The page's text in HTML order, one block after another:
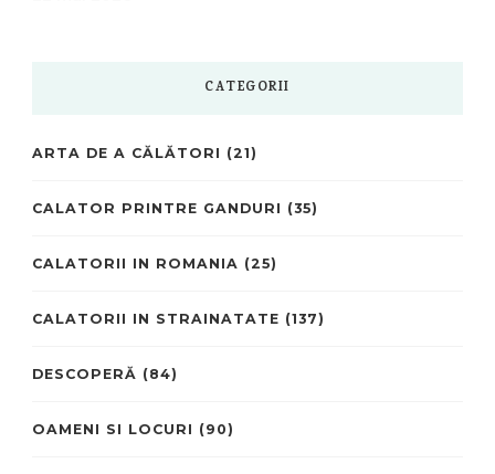
CATEGORII
ARTA DE A CĂLĂTORI (21)
CALATOR PRINTRE GANDURI (35)
CALATORII IN ROMANIA (25)
CALATORII IN STRAINATATE (137)
DESCOPERĂ (84)
OAMENI SI LOCURI (90)